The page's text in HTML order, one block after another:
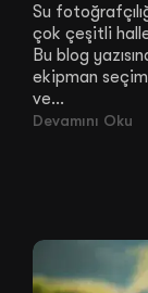
Su
çok çeşitli
Bu blog
ekipman
ve...
Devamını Oku